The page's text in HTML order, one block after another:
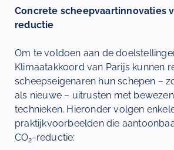
Concrete scheepvaartinnovaties
reductie
Om te voldoen aan de
Klimaatakkoord van Parijs kunnen
scheepseigenaren hun schepen –
als nieuwe – uitrusten met
technieken. Hieronder volgen
praktijkvoorbeelden die
CO2-reductie: